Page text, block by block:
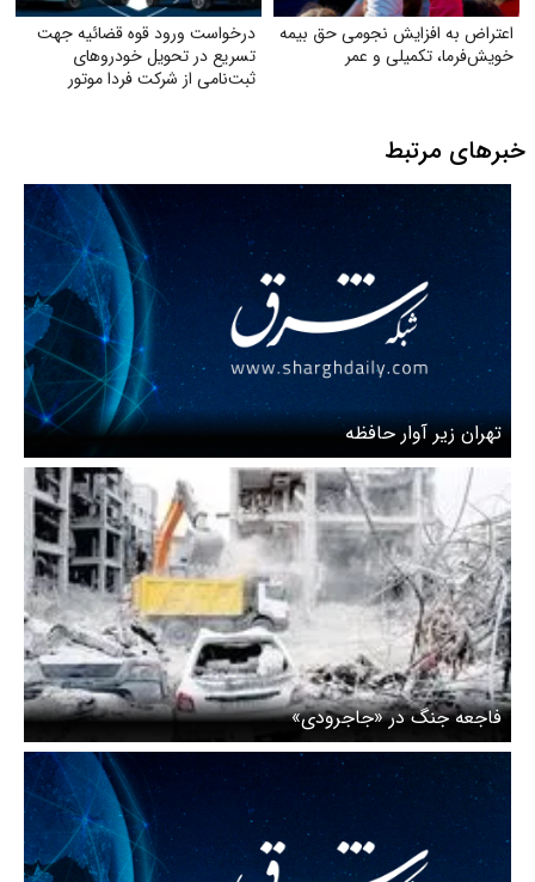
اعتراض به افزایش نجومی حق بیمه
خویش‌فرما، تکمیلی و عمر
درخواست ورود قوه قضائیه جهت
تسریع در تحویل خودروهای
ثبت‌نامی از شرکت فردا موتور
خبرهای مرتبط
تهران زیر آوار حافظه
فاجعه جنگ در «جاجرودی»